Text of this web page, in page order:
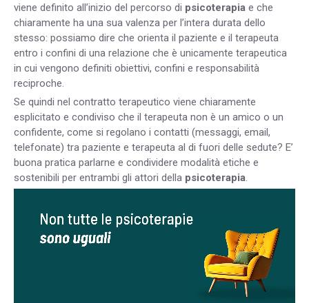
viene definito all’inizio del percorso di psicoterapia e che
chiaramente ha una sua valenza per l’intera durata dello
stesso: possiamo dire che orienta il paziente e il terapeuta
entro i confini di una relazione che è unicamente terapeutica
in cui vengono definiti obiettivi, confini e responsabilità
reciproche.
Se quindi nel contratto terapeutico viene chiaramente
esplicitato e condiviso che il terapeuta non è un amico o un
confidente, come si regolano i contatti (messaggi, email,
telefonate) tra paziente e terapeuta al di fuori delle sedute? E’
buona pratica parlarne e condividere modalità etiche e
sostenibili per entrambi gli attori della psicoterapia.